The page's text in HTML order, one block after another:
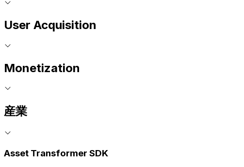
User Acquisition
Monetization
産業
Asset Transformer SDK